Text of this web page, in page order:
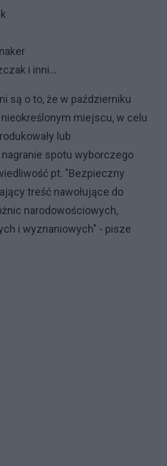
i inni...
są o to, że w październiku
miejscu, w celu
lub
spotu wyborczego
pt. "Bezpieczny
treść nawołujące do
narodowościowych,
i wyznaniowych" - pisze